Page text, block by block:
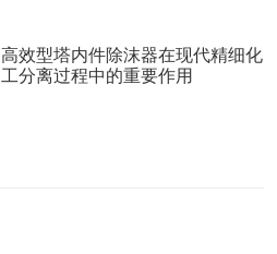
高效型塔内件除沫器在现代精细化
工分离过程中的重要作用